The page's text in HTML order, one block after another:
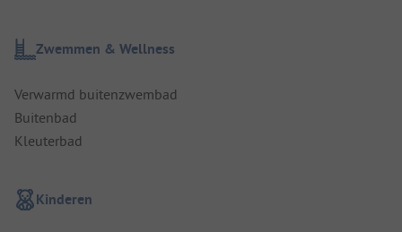
Zwemmen & Wellness
Verwarmd buitenzwembad
Buitenbad
Kleuterbad
Kinderen